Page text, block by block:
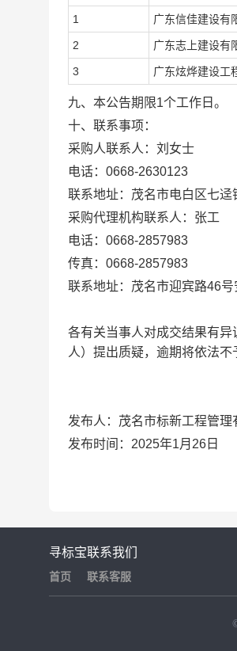
1 广东信佳建设有
2 广东志上建设有
3 广东炫烨建设工
九、本公告期限1个工作日。
十、联系事项：
采购人联系人： 刘女士
电话： 0668-2630123
联系地址： 茂名市电白区七
采购代理机构联系人： 张工
电话： 0668-2857983
传真： 0668-2857983
联系地址： 茂名市迎宾路46号
各有关当事人对成交结果有
人）提出质疑，逾期将依法不
发布人： 茂名市标新工程管理
发布时间： 2025年1月26日
寻标宝
首页
联系我们
联系客服